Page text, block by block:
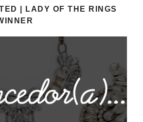
| LADY OF THE RINGS